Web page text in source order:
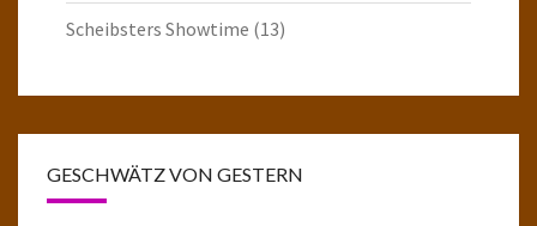
Scheibsters Showtime (13)
GESCHWÄTZ VON GESTERN